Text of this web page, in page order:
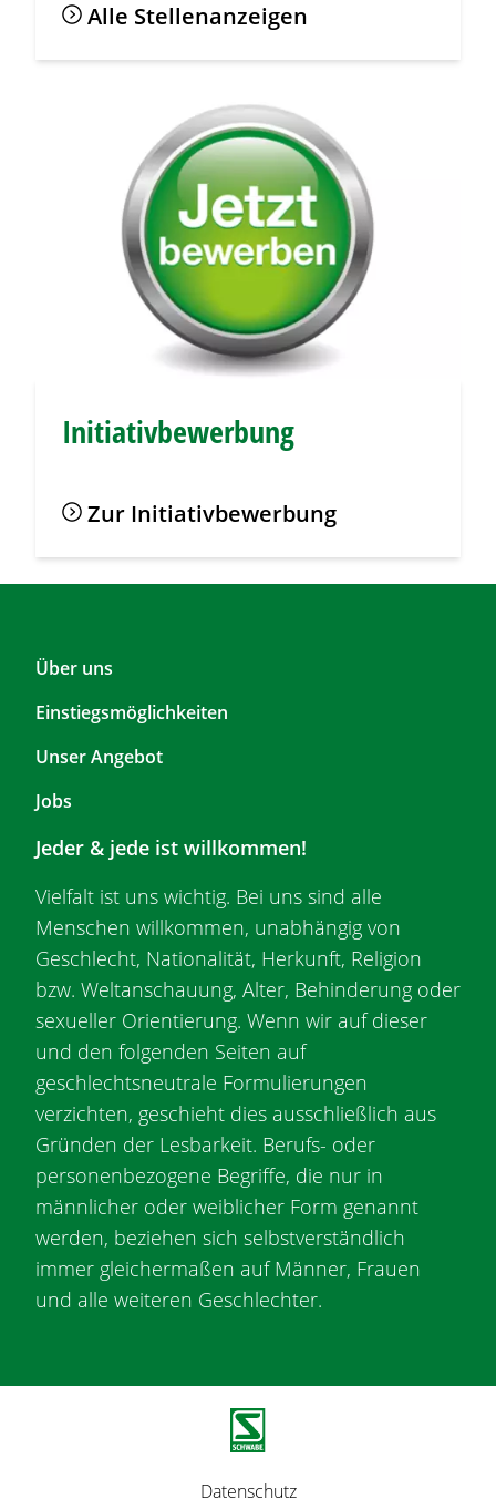
Alle Stellenanzeigen
Initiativbewerbung
Zur Initiativbewerbung
F
o
t
r
o
1
Über uns
Einstiegsmöglichkeiten
Unser Angebot
Jobs
Jeder & jede ist willkommen!
Vielfalt ist uns wichtig. Bei uns sind alle
Menschen willkommen, unabhängig von
Geschlecht, Nationalität, Herkunft, Religion
bzw. Weltanschauung, Alter, Behinderung oder
sexueller Orientierung. Wenn wir auf dieser
und den folgenden Seiten auf
geschlechtsneutrale Formulierungen
verzichten, geschieht dies ausschließlich aus
Gründen der Lesbarkeit. Berufs- oder
personenbezogene Begriffe, die nur in
männlicher oder weiblicher Form genannt
werden, beziehen sich selbstverständlich
immer gleichermaßen auf Männer, Frauen
und alle weiteren Geschlechter.
Datenschutz